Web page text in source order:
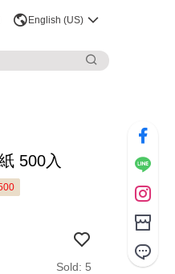
English (US)
500入
Sold: 5